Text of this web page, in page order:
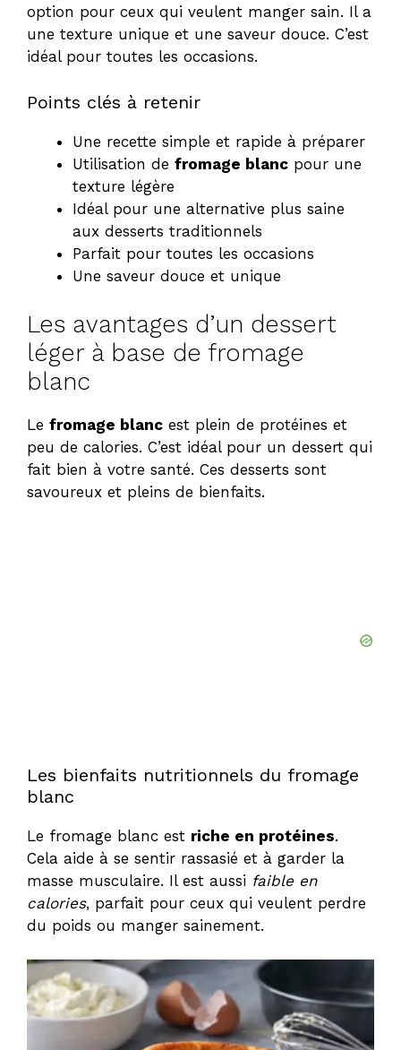
option pour ceux qui veulent manger sain. Il a
une texture unique et une saveur douce. C’est
idéal pour toutes les occasions.
Points clés à retenir
Une recette simple et rapide à préparer
Utilisation de fromage blanc pour une
texture légère
Idéal pour une alternative plus saine
aux desserts traditionnels
Parfait pour toutes les occasions
Une saveur douce et unique
Les avantages d’un dessert
léger à base de fromage
blanc
Le fromage blanc est plein de protéines et
peu de calories. C’est idéal pour un dessert qui
fait bien à votre santé. Ces desserts sont
savoureux et pleins de bienfaits.
Les bienfaits nutritionnels du fromage
blanc
Le fromage blanc est riche en protéines.
Cela aide à se sentir rassasié et à garder la
masse musculaire. Il est aussi faible en
calories, parfait pour ceux qui veulent perdre
du poids ou manger sainement.